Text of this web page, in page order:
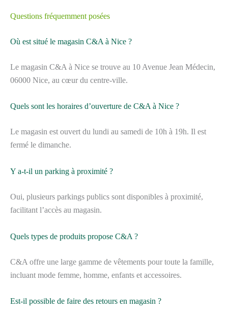
Questions fréquemment posées
Où est situé le magasin C&A à Nice ?
Le magasin C&A à Nice se trouve au 10 Avenue Jean Médecin,
06000 Nice, au cœur du centre-ville.
Quels sont les horaires d’ouverture de C&A à Nice ?
Le magasin est ouvert du lundi au samedi de 10h à 19h. Il est
fermé le dimanche.
Y a-t-il un parking à proximité ?
Oui, plusieurs parkings publics sont disponibles à proximité,
facilitant l’accès au magasin.
Quels types de produits propose C&A ?
C&A offre une large gamme de vêtements pour toute la famille,
incluant mode femme, homme, enfants et accessoires.
Est-il possible de faire des retours en magasin ?